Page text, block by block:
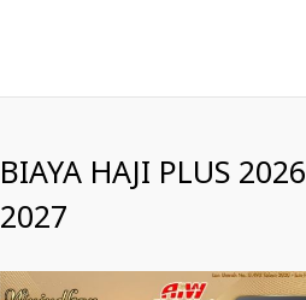
BIAYA HAJI PLUS 2026
2027